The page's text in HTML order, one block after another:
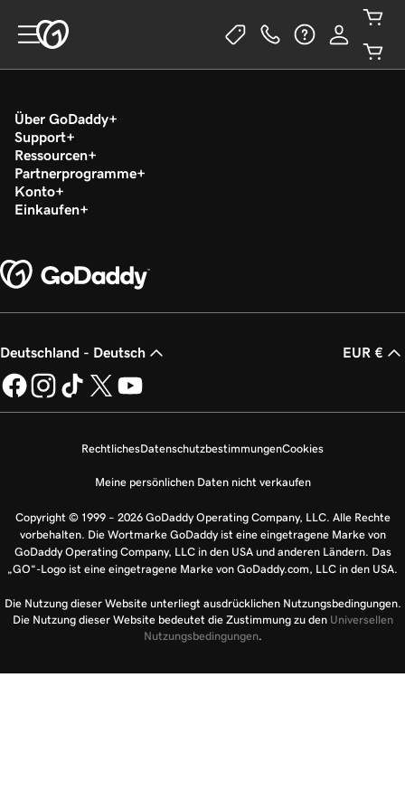
Über GoDaddy
Support
Ressourcen
Partnerprogramme
Konto
Einkaufen
Deutschland - Deutsch EUR €
RechtlichesDatenschutzbestimmungenCookies
Meine persönlichen Daten nicht verkaufen
Copyright © 1999 – 2026 GoDaddy Operating Company, LLC. Alle Rechte
vorbehalten. Die Wortmarke GoDaddy ist eine eingetragene Marke von
GoDaddy Operating Company, LLC in den USA und anderen Ländern. Das
„GO“-Logo ist eine eingetragene Marke von GoDaddy.com, LLC in den USA.
Die Nutzung dieser Website unterliegt ausdrücklichen Nutzungsbedingungen.
Die Nutzung dieser Website bedeutet die Zustimmung zu den Universellen
Nutzungsbedingungen.